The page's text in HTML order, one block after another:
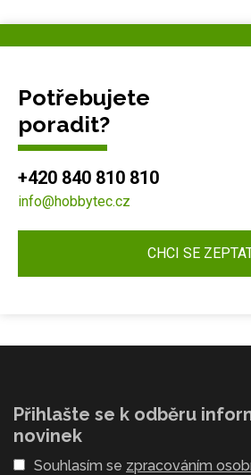
Potřebujete
poradit?
+420 840 810 810
info@hobbytec.cz
CHCI SE
Přihlašte se k odběru
novinek
Souhlasím se zpracováním